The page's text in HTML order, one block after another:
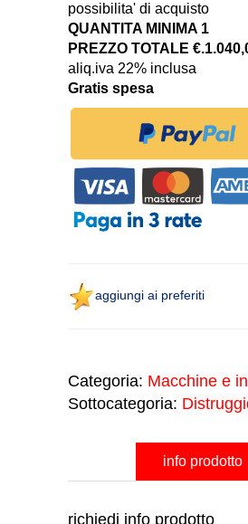
possibilita' di acquisto
QUANTITA MINIMA 1
PREZZO TOTALE
aliq.iva 22% inclusa
Gratis spesa
aggiungi ai preferiti
Categoria: Macchine e
Sottocategoria:
info prodotto
richiedi info prodotto